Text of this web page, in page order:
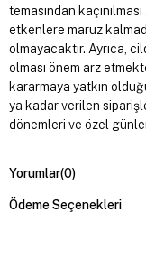
temasından
etkenlere maruz
olmayacaktır. Ayrıca,
olması önem arz
kararmaya yatkın
ya kadar verilen
dönemleri ve özel
Yorumlar(0)
Ödeme Seçenekleri